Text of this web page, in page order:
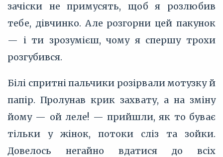
зачіски не примусять, щоб я розлюбив
тебе, дівчинко. Але розгорни цей пакунок
— і ти зрозумієш, чому я спершу трохи
розгубився.
Білі спритні пальчики розірвали мотузку й
папір. Пролунав крик захвату, а на зміну
йому — ой леле! — прийшли, як то буває
тільки у жінок, потоки сліз та зойки.
Довелось негайно вдатися до всіх